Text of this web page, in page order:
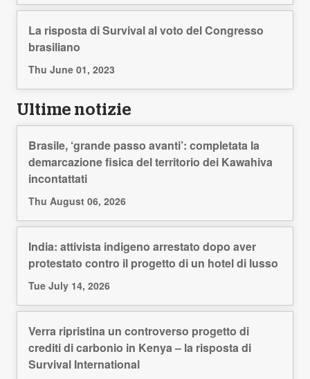
La risposta di Survival al voto del Congresso
brasiliano
Thu June 01, 2023
Ultime notizie
Brasile, ‘grande passo avanti’: completata la
demarcazione fisica del territorio dei Kawahiva
incontattati
Thu August 06, 2026
India: attivista indigeno arrestato dopo aver
protestato contro il progetto di un hotel di lusso
Tue July 14, 2026
Verra ripristina un controverso progetto di
crediti di carbonio in Kenya – la risposta di
Survival International